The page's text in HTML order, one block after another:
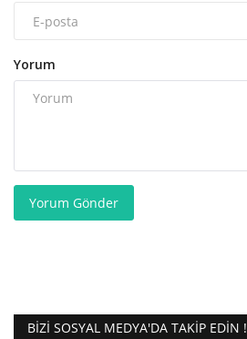
Yorum
Yorum Gönder
BIZI SOSYAL MEDYA'DA TAKIP EDIN !